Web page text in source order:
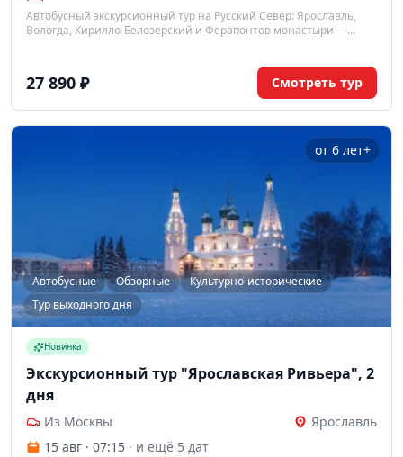
Автобусный экскурсионный тур на Русский Север: Ярославль,
Вологда, Кирилло-Белозерский и Ферапонтов монастыри —
27 890 ₽ Смотреть тур
от 6 лет+
Автобусные Обзорные
Культурно-исторические
Тур выходного дня
Новинка
Экскурсионный тур "Ярославская Ривьера", 2
дня
Из Москвы
Ярославль
15 авг · 07:15 · и ещё 5 дат